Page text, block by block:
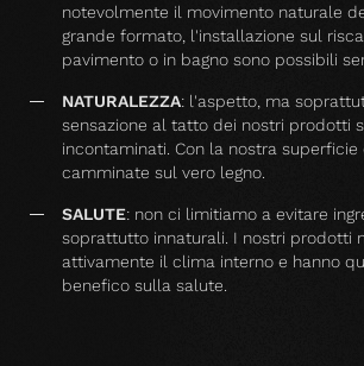
notevolmente il movimento naturale
grande formato, l'installazione sul
pavimento o in bagno sono possibili
NATURALEZZA: l'aspetto, ma
sensazione al tatto dei nostri prodotti
incontaminati. Con la nostra superficie
camminate sul vero legno.
SALUTE: non ci limitiamo a evitare
soprattutto innaturali. I nostri prodotti
attivamente il clima interno e hanno
benefico sulla salute.